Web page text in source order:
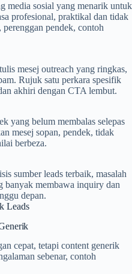
media sosial yang menarik untuk
profesional, praktikal dan tidak
pendek, contoh
mesej outreach yang ringkas,
Rujuk satu perkara spesifik
akhiri dengan CTA lembut.
yang belum membalas selepas
mesej sopan, pendek, tidak
berbeza.
sumber leads terbaik, masalah
banyak membawa inquiry dan
depan.
Leads
cepat, tetapi content generik
sebenar, contoh